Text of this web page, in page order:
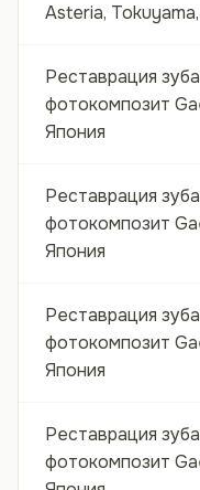
Asteria,
Реставрация
фотокомпозит
Япония
Реставрация
фотокомпозит
Япония
Реставрация
фотокомпозит
Япония
Реставрация
фотокомпозит